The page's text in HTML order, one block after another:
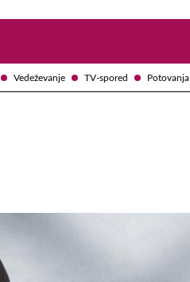
Vedeževanje TV-spored Potovanja